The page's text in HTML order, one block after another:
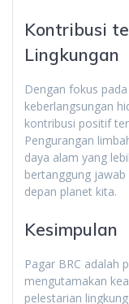
Kontribusi
Lingkungan
Dengan fokus
keberlangsungan
kontribusi positif
Pengurangan
daya alam yang
bertanggung
depan planet kita.
Kesimpulan
Pagar BRC adalah
mengutamakan
pelestarian